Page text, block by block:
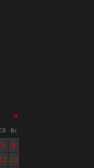
»
Сб Вс
5
6
13